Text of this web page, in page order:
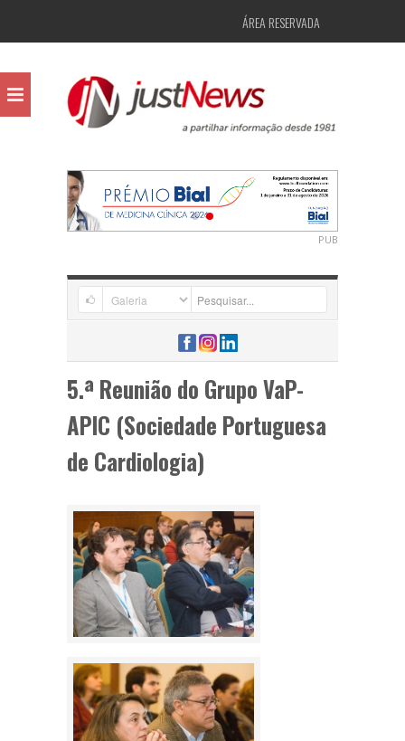
ÁREA RESERVADA
PUB
5.ª Reunião do Grupo VaP-
APIC (Sociedade Portuguesa
de Cardiologia)